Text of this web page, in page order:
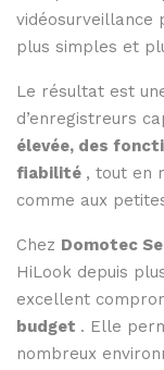
vidéosurveillance
plus simples et
Le résultat est
d’enregistreurs
élevée, des
fiabilité , tout en
comme aux
Chez Domotec
HiLook depuis
excellent
budget . Elle
nombreux